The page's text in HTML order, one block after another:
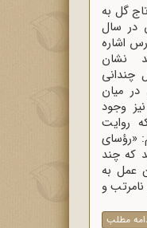
گل به
در سال
اشاره
نشان
چندانی
میان
وجود
روایت
«رؤسای
که چند
عمل به
و
مطلب